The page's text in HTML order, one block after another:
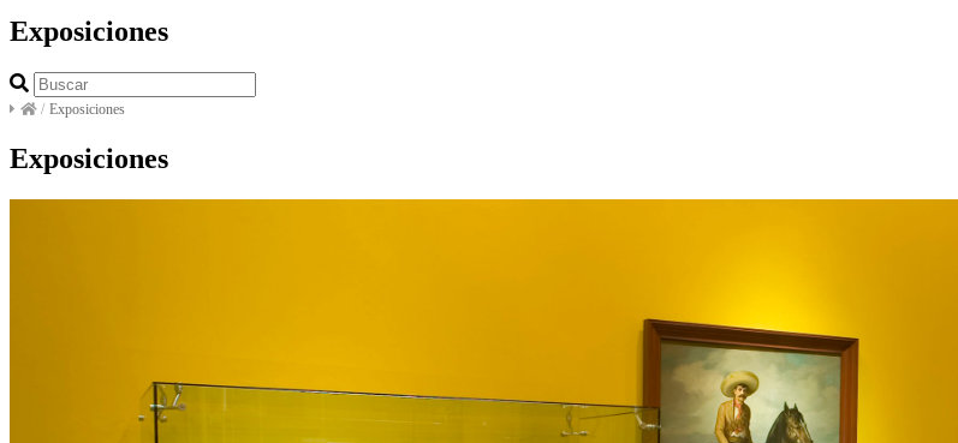
Exposiciones
/ Exposiciones
Exposiciones